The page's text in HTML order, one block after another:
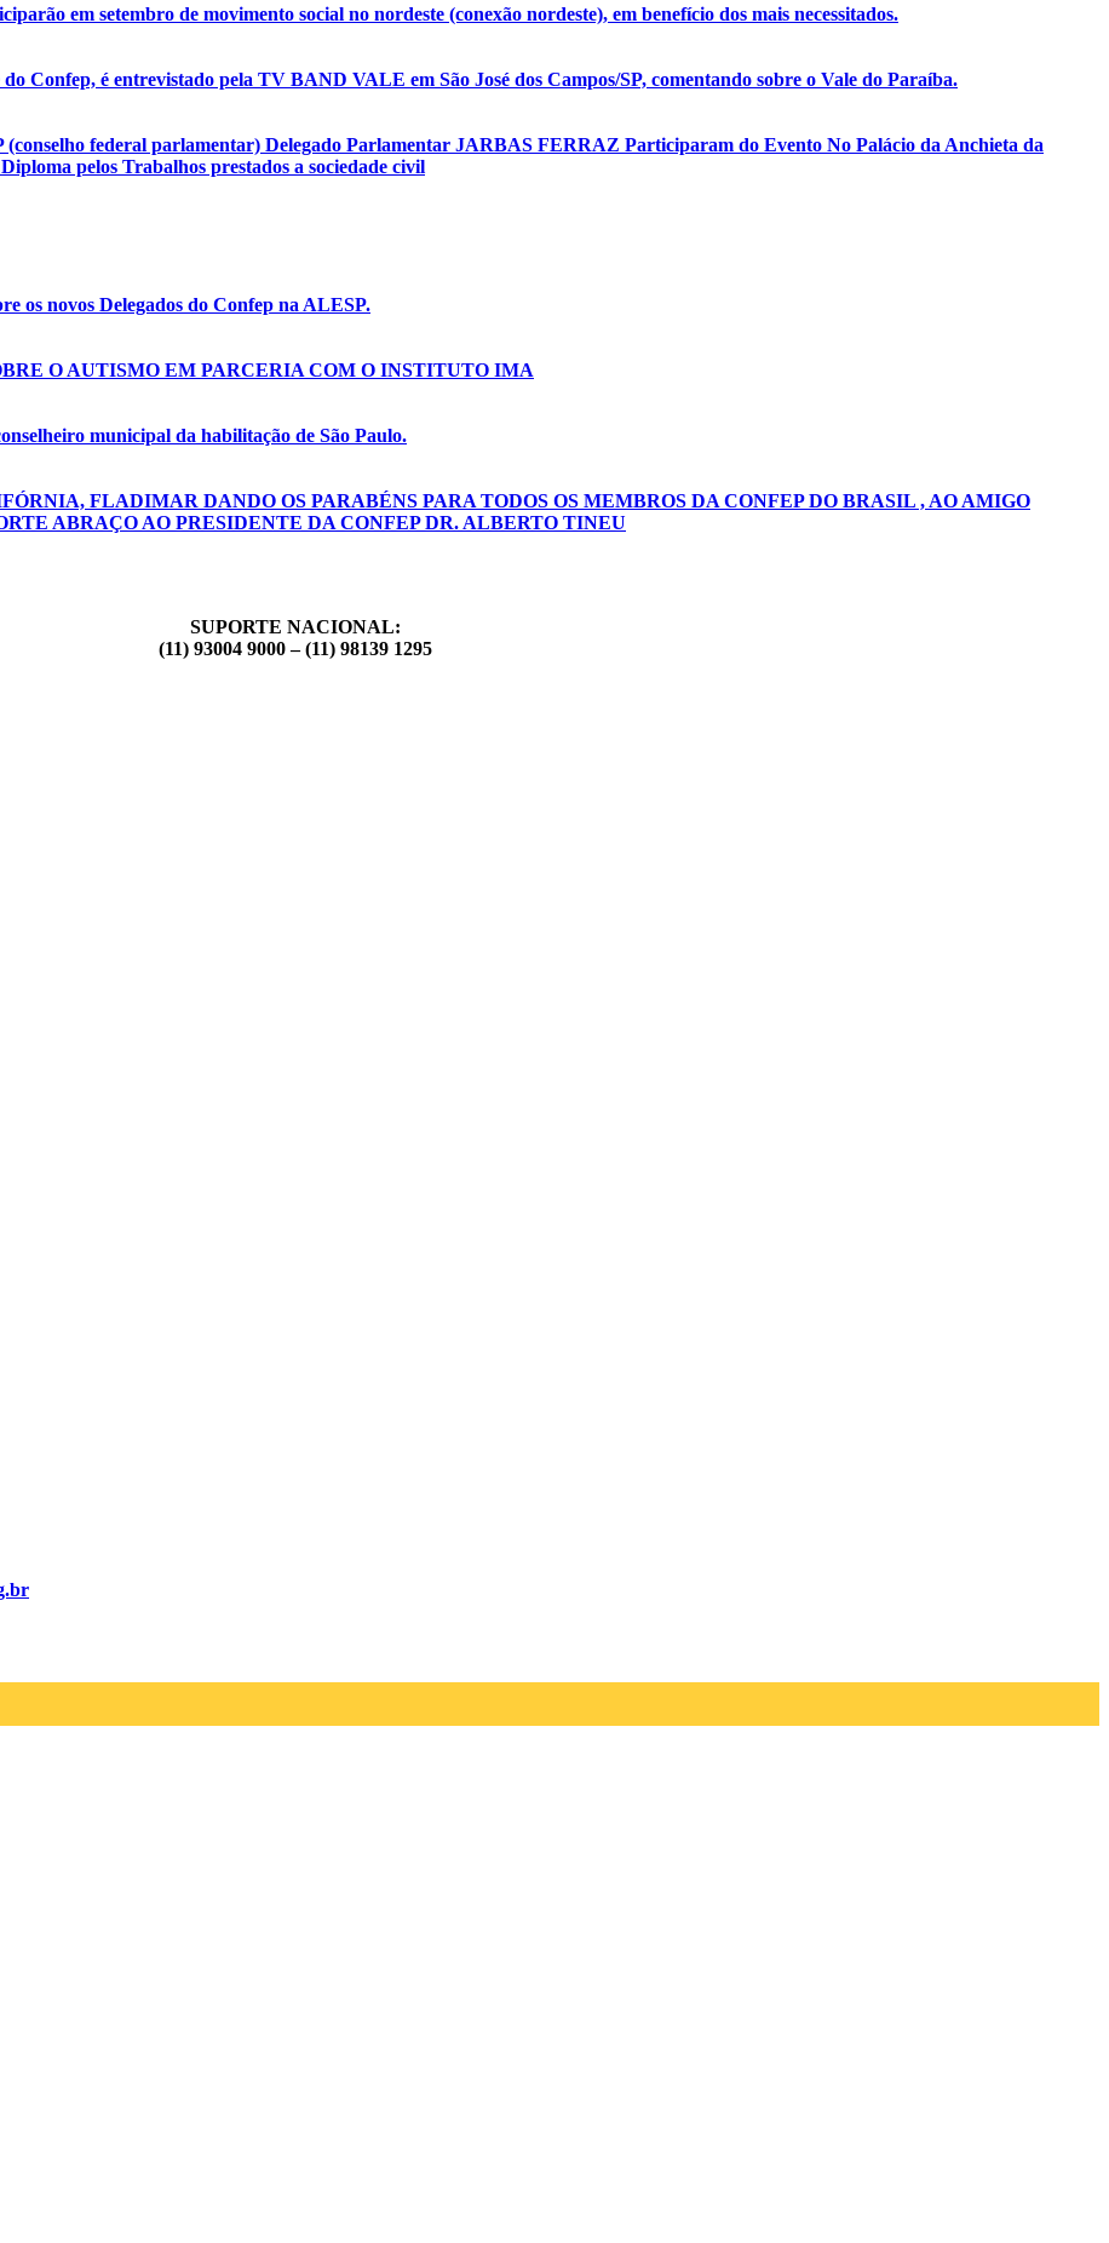
em setembro de movimento social no nordeste (conexão nordeste), em benefício dos mais necessitados.
Confep, é entrevistado pela TV BAND VALE em São José dos Campos/SP, comentando sobre o Vale do Paraíba.
federal parlamentar) Delegado Parlamentar JARBAS FERRAZ Participaram do Evento No Palácio da Anchieta da
pelos Trabalhos prestados a sociedade civil
os novos Delegados do Confep na ALESP.
O AUTISMO EM PARCERIA COM O INSTITUTO IMA
municipal da habilitação de São Paulo.
FLADIMAR DANDO OS PARABÉNS PARA TODOS OS MEMBROS DA CONFEP DO BRASIL , AO AMIGO
ABRAÇO AO PRESIDENTE DA CONFEP DR. ALBERTO TINEU
SUPORTE NACIONAL:
(11) 93004 9000 – (11) 98139 1295